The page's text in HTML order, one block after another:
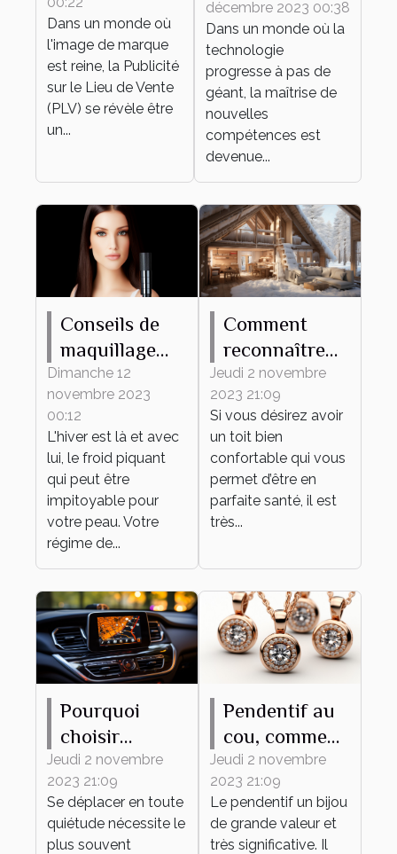
la mode
Dans un monde où
l'image de marque
est reine, la Publicité
sur le Lieu de Vente
(PLV) se révèle être
un...
de
développement
personnel et
professionnel
décembre 2023 00:38
Dans un monde où la
technologie
progresse à pas de
géant, la maîtrise de
nouvelles
compétences est
devenue...
Conseils de
maquillage
pour protéger
votre peau du
froid hivernal
Dimanche 12
novembre 2023
00:12
L'hiver est là et avec
lui, le froid piquant
qui peut être
impitoyable pour
votre peau. Votre
régime de...
Comment
reconnaître
une maison
mal isolée ?
Jeudi 2 novembre
2023 21:09
Si vous désirez avoir
un toit bien
confortable qui vous
permet d’être en
parfaite santé, il est
très...
Pourquoi
choisir
MAPPY
comme
système de
navigation ?
Jeudi 2 novembre
2023 21:09
Se déplacer en toute
quiétude nécessite le
plus souvent
Pendentif au
cou, comment
bien en
choisir ?
Jeudi 2 novembre
2023 21:09
Le pendentif un bijou
de grande valeur et
très significative. Il